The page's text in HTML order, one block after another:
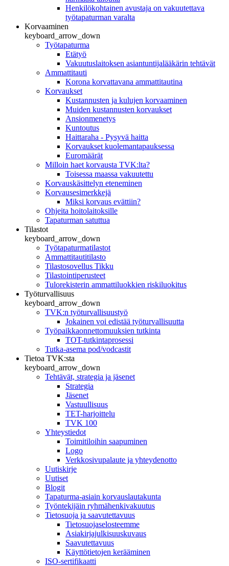
Henkilökohtainen avustaja on vakuutettava
työtapaturman varalta
Korvaaminen
keyboard_arrow_down
Työtapaturma
Etätyö
Vakuutuslaitoksen asiantuntijalääkärin tehtävät
Ammattitauti
Korona korvattavana ammattitautina
Korvaukset
Kustannusten ja kulujen korvaaminen
Muiden kustannusten korvaukset
Ansionmenetys
Kuntoutus
Haittaraha - Pysyvä haitta
Korvaukset kuolemantapauksessa
Euromäärät
Milloin haet korvausta TVK:lta?
Toisessa maassa vakuutettu
Korvauskäsittelyn eteneminen
Korvausesimerkkejä
Miksi korvaus evättiin?
Ohjeita hoitolaitoksille
Tapaturman satuttua
Tilastot
keyboard_arrow_down
Työtapaturmatilastot
Ammattitautitilasto
Tilastosovellus Tikku
Tilastointiperusteet
Tulorekisterin ammattiluokkien riskiluokitus
Työturvallisuus
keyboard_arrow_down
TVK:n työturvallisuustyö
Jokainen voi edistää työturvallisuutta
Työpaikkaonnettomuuksien tutkinta
TOT-tutkintaprosessi
Tutka-asema pod/vodcastit
Tietoa TVK:sta
keyboard_arrow_down
Tehtävät, strategia ja jäsenet
Strategia
Jäsenet
Vastuullisuus
TET-harjoittelu
TVK 100
Yhteystiedot
Toimitiloihin saapuminen
Logo
Verkkosivupalaute ja yhteydenotto
Uutiskirje
Uutiset
Blogit
Tapaturma-asiain korvauslautakunta
Työntekijäin ryhmähenkivakuutus
Tietosuoja ja saavutettavuus
Tietosuojaselosteemme
Asiakirjajulkisuuskuvaus
Saavutettavuus
Käyttötietojen kerääminen
ISO-sertifikaatti